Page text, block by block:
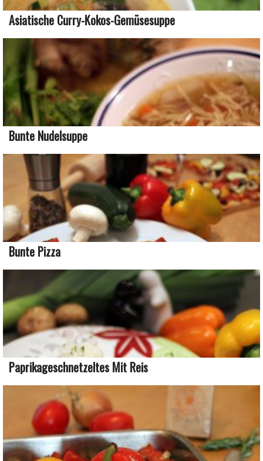
Asiatische Curry-Kokos-Gemüsesuppe
Bunte Nudelsuppe
Bunte Pizza
Paprikageschnetzeltes Mit Reis